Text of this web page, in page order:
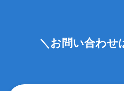
＼お問い合わせ